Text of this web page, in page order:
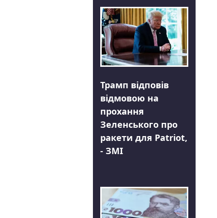
Трамп відповів
відмовою на
прохання
Зеленського про
ракети для Patriot,
- ЗМІ